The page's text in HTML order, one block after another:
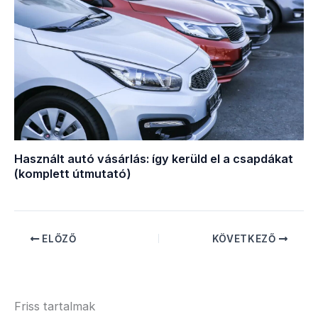
Használt autó vásárlás: így kerüld el a csapdákat
(komplett útmutató)
ELŐZŐ KÖVETKEZŐ
Friss tartalmak